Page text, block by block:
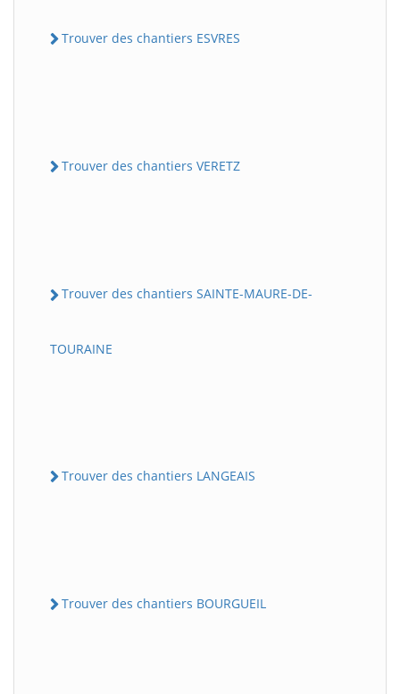
Trouver des chantiers ESVRES
Trouver des chantiers VERETZ
Trouver des chantiers SAINTE-MAURE-DE-
TOURAINE
Trouver des chantiers LANGEAIS
Trouver des chantiers BOURGUEIL